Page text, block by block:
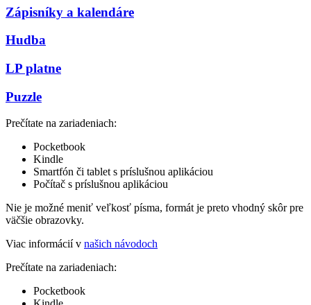
Zápisníky a kalendáre
Hudba
LP platne
Puzzle
Prečítate na zariadeniach:
Pocketbook
Kindle
Smartfón či tablet s príslušnou aplikáciou
Počítač s príslušnou aplikáciou
Nie je možné meniť veľkosť písma, formát je preto vhodný skôr pre
väčšie obrazovky.
Viac informácií v našich návodoch
Prečítate na zariadeniach:
Pocketbook